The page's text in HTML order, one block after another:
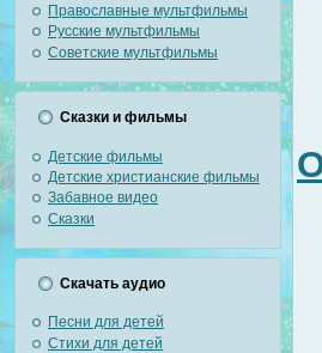
Православные мультфильмы
Русские мультфильмы
Советские мультфильмы
Сказки и фильмы
Детские фильмы
Детские христианские фильмы
Забавное видео
Сказки
Скачать аудио
Песни для детей
Стихи для детей